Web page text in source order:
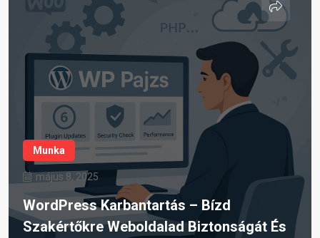
Munka
május 8, 2025
WordPress Karbantartás – Bízd
Szakértőkre Weboldalad Biztonságát És